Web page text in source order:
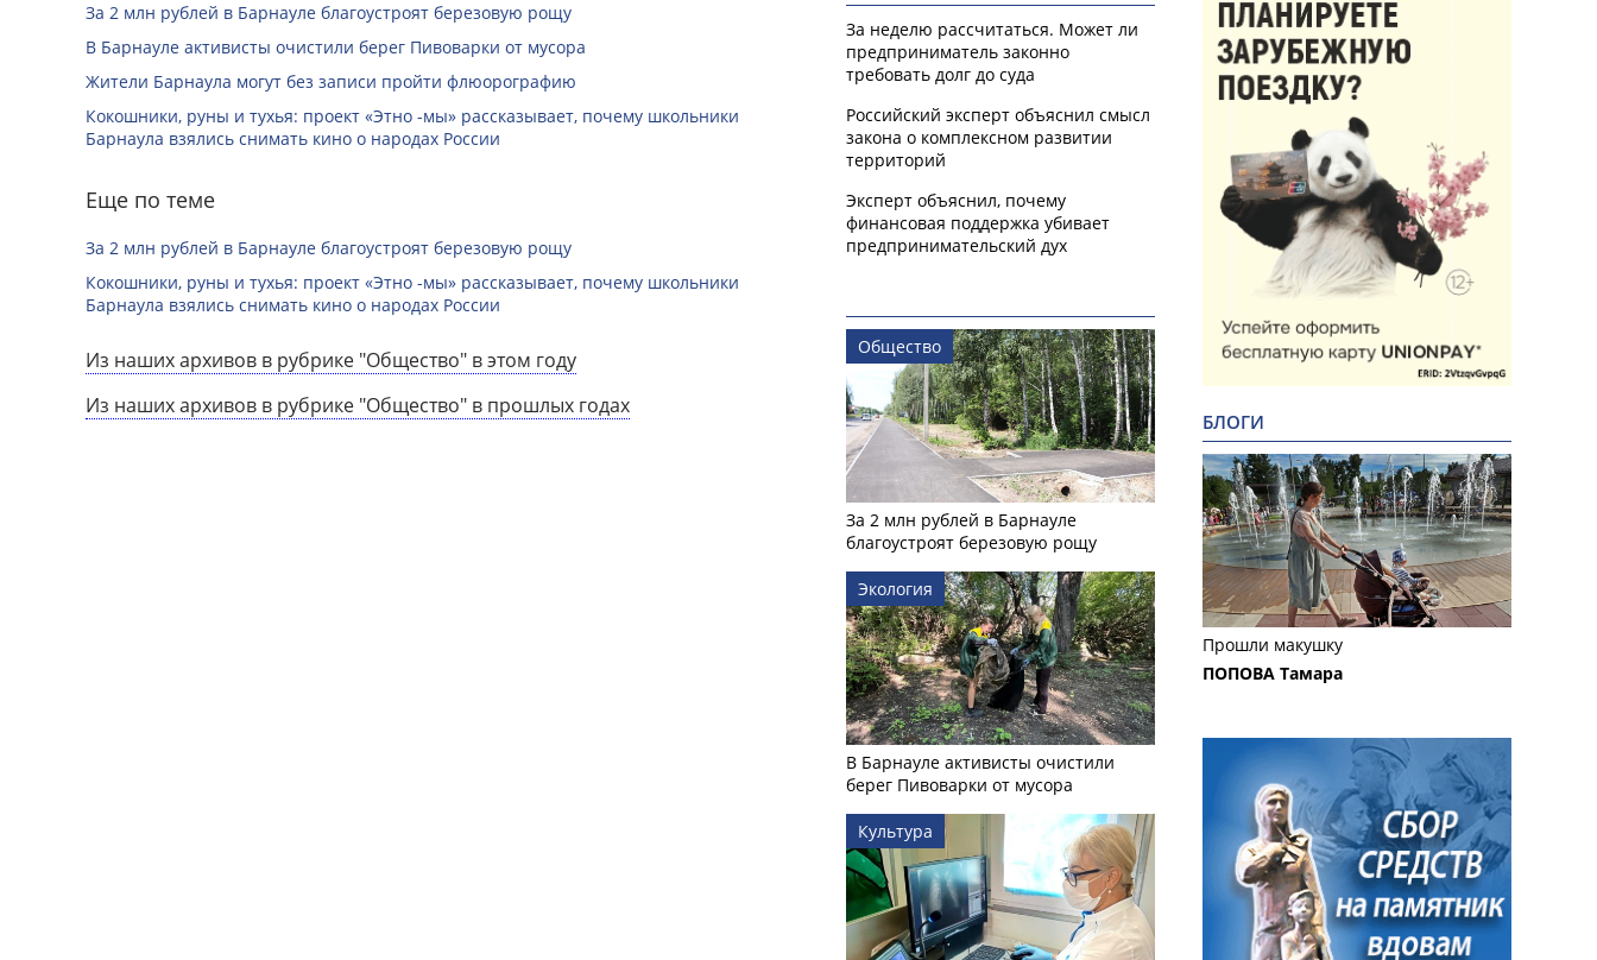
За 2 млн рублей в Барнауле благоустроят березовую рощу
В Барнауле активисты очистили берег Пивоварки от мусора
Жители Барнаула могут без записи пройти флюорографию
Кокошники, руны и тухья: проект «Этно -мы» рассказывает, почему школьники
Барнаула взялись снимать кино о народах России
Еще по теме
За 2 млн рублей в Барнауле благоустроят березовую рощу
Кокошники, руны и тухья: проект «Этно -мы» рассказывает, почему школьники
Барнаула взялись снимать кино о народах России
Из наших архивов в рубрике "Общество" в этом году
Из наших архивов в рубрике "Общество" в прошлых годах
За неделю рассчитаться. Может ли
предприниматель законно
требовать долг до суда
Российский эксперт объяснил смысл
закона о комплексном развитии
территорий
Эксперт объяснил, почему
финансовая поддержка убивает
предпринимательский дух
Общество
За 2 млн рублей в Барнауле
благоустроят березовую рощу
Экология
В Барнауле активисты очистили
берег Пивоварки от мусора
Культура
БЛОГИ
Прошли макушку
ПОПОВА Тамара